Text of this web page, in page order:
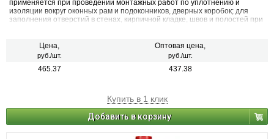
применяется при проведении монтажных работ по уплотнению и
изоляции вокруг оконных рам и подоконников, дверных коробок; для
заполнения отверстий в стенах, кирпичной кладке, швов и полостей при
для уплотнительных работ вокруг арматуры и несущих конструкций
стен, потолка и крыши.
Цена,
руб./шт.
Оптовая цена,
руб./шт.
465.37 437.38
Купить в 1 клик
Добавить в корзину